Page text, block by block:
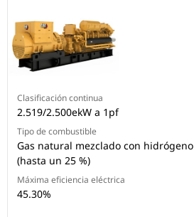
Clasificación continua
2.519/2.500ekW a 1pf
Tipo de combustible
Gas natural mezclado con hidrógeno
(hasta un 25 %)
Máxima eficiencia eléctrica
45.30%